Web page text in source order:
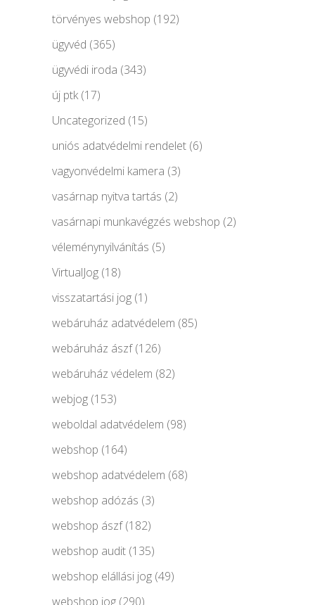
törvényes webshop (192)
ügyvéd (365)
ügyvédi iroda (343)
új ptk(17)
Uncategorized (15)
uniós adatvédelmi rendelet (6)
vagyonvédelmi kamera (3)
vasárnap nyitva tartás (2)
vasárnapi munkavégzés webshop (2)
véleménynyilvánítás (5)
VirtualJog (18)
visszatartási jog (1)
webáruház adatvédelem (85)
webáruház ászf(126)
webáruház védelem (82)
webjog (153)
weboldal adatvédelem (98)
webshop (164)
webshop adatvédelem (68)
webshop adózás (3)
webshop ászf(182)
webshop audit (135)
webshop elállási jog (49)
webshop jog (290)